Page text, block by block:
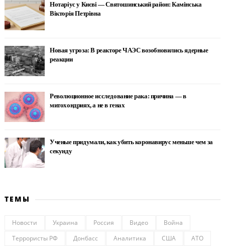
Нотаріус у Києві — Святошинський район: Камінська
Вікторія Петрівна
Новая угроза: В реакторе ЧАЭС возобновились ядерные
реакции
Революционное исследование рака: причина — в
митохондриях, а не в генах
Ученые придумали, как убить коронавирус меньше чем за
секунду
ТЕМЫ
Новости Украина Россия Видео
Война
Террористы РФ
Донбасс Аналитика США АТО